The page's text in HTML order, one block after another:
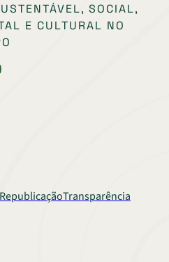
SOCIAL,
E CULTURAL NO
RepublicaçãoTransparência